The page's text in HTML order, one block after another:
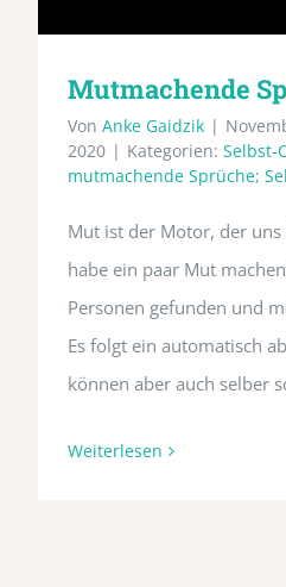
Mutmachende
Von Anke Gaidzik |
2020 | Kategorien: Selbst-
mutmachende Sprüche;
Mut ist der Motor, der
habe ein paar Mut
Personen gefunden und
Es folgt ein automatisch
können aber auch selber
Weiterlesen